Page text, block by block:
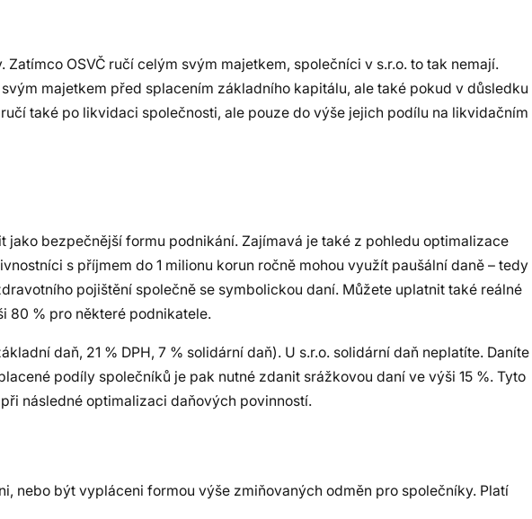
OSVČ ručí celým svým majetkem, společníci v s.r.o. to tak nemají.
majetkem před splacením základního kapitálu, ale také pokud v důsledku
také po likvidaci společnosti, ale pouze do výše jejich podílu na likvidačním
jako bezpečnější formu podnikání. Zajímavá je také z pohledu optimalizace
s příjmem do 1 milionu korun ročně mohou využít paušální daně – tedy
pojištění společně se symbolickou daní. Můžete uplatnit také reálné
80 % pro některé podnikatele.
daň, 21 % DPH, 7 % solidární daň). U s.r.o. solidární daň neplatíte. Daníte
podíly společníků je pak nutné zdanit srážkovou daní ve výši 15 %. Tyto
následné optimalizaci daňových povinností.
nebo být vypláceni formou výše zmiňovaných odměn pro společníky. Platí